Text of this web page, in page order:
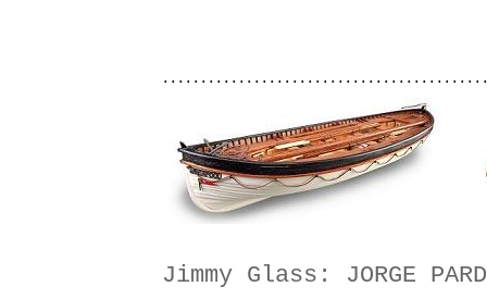
Jimmy Glass: JORGE